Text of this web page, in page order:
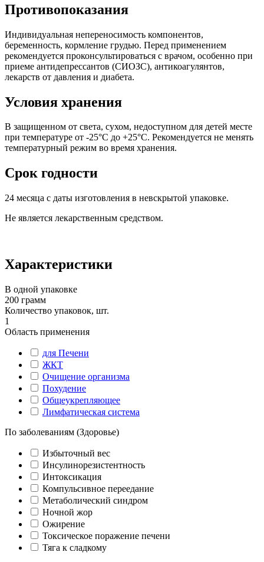
Противопоказания
Индивидуальная непереносимость компонентов,
беременность, кормление грудью. Перед применением
рекомендуется проконсультироваться с врачом, особенно при
приеме антидепрессантов (СИОЗС), антикоагулянтов,
лекарств от давления и диабета.
Условия хранения
В защищенном от света, сухом, недоступном для детей месте
при температуре от -25°C до +25°C. Рекомендуется не менять
температурный режим во время хранения.
Срок годности
24 месяца с даты изготовления в невскрытой упаковке.
Не является лекарственным средством.
Характеристики
В одной упаковке
200 грамм
Количество упаковок, шт.
1
Область применения
для Печени
ЖКТ
Очищение организма
Похудение
Общеукрепляющее
Лимфатическая система
По заболеваниям (Здоровье)
Избыточный вес
Инсулинорезистентность
Интоксикация
Компульсивное переедание
Метаболический синдром
Ночной жор
Ожирение
Токсическое поражение печени
Тяга к сладкому